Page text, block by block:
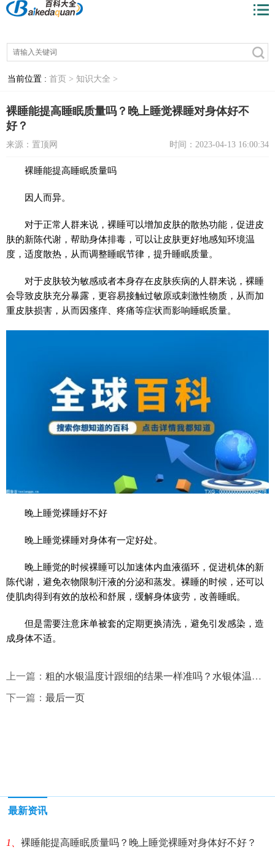
当前位置 : 首页 > 知识大全 >
裸睡能提高睡眠质量吗？晚上睡觉裸睡对身体好不
好？
来源：置顶网 时间：2023-04-13 16:00:34
裸睡能提高睡眠质量吗
因人而异。
对于正常人群来说，裸睡可以增加皮肤的散热功能，促进皮
肤的新陈代谢，帮助身体排毒，可以让皮肤更好地感知环境温
度，适度散热，从而调整睡眠节律，提升睡眠质量。
对于皮肤较为敏感或者本身存在皮肤疾病的人群来说，裸睡
会导致皮肤充分暴露，更容易接触过敏原或刺激性物质，从而加
重皮肤损害，从而因瘙痒、疼痛等症状而影响睡眠质量。
晚上睡觉裸睡好不好
晚上睡觉裸睡对身体有一定好处。
晚上睡觉的时候裸睡可以加速体内血液循环，促进机体的新
陈代谢，避免衣物限制汗液的分泌和蒸发。裸睡的时候，还可以
使肌肉得到有效的放松和舒展，缓解身体疲劳，改善睡眠。
但是需要注意床单被套的定期更换清洗，避免引发感染，造
成身体不适。
上一篇： 粗的水银温度计跟细的结果一样准吗？水银体温计长短头的区别介绍
下一篇： 最后一页
最新资讯
1、 裸睡能提高睡眠质量吗？晚上睡觉裸睡对身体好不好？